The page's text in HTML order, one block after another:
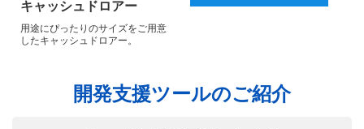
キャッシュドロアー
用途にぴったりのサイズをご用意
したキャッシュドロアー。
開発支援ツールのご紹介